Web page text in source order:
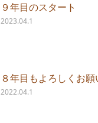
９年目のスタート
2023.04.1
８年目もよろしくお
2022.04.1